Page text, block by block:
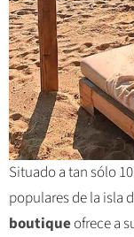
Situado a tan sólo
populares de la isla
boutiqueofrece a